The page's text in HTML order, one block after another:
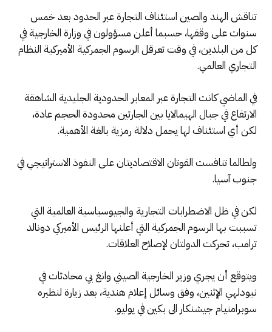
تناقش الهند والصين استئناف التجارة عبر الحدود بعد خمس
سنوات على وقفها، حسبما أعلن مسؤولون في وزارة الخارجية في
كل من البلدين، في وقت تعرقل الرسوم الجمركية الأميركية النظام
التجاري العالمي.
في الماضي كانت التجارة عبر المعابر الحدودية الجليدية الشاهقة
الارتفاع في جبال الهيمالايا بين الجارتين محدودة الحجم عادة،
لكن أي استئناف لها يحمل دلالة رمزية بالغة الأهمية.
ولطالما تنافست القوتان الاقتصاديتان على النفوذ الاستراتيجي في
جنوب آسيا.
لكن في ظل الاضطرابات التجارية والجيوسياسية العالمية التي
تسببت بها الرسوم الجمركية التي أعلنها الرئيس الأميركي دونالد
ترامب، تحركت الدولتان لإصلاح العلاقات.
ويتوقع أن يجري وزير الخارجية الصيني وانغ يي محادثات في
نيودلهي الإثنين، وفق وسائل إعلام هندية، بعد زيارة لنظيره
سوبرامنيام جيشنكار الى بكين في يوليو.